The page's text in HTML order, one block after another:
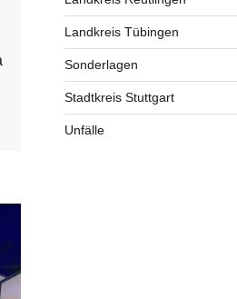
Landkreis Tübingen
Sonderlagen
Stadtkreis Stuttgart
Unfälle